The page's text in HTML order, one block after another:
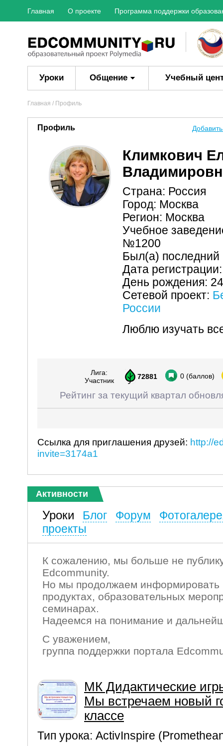
Главная О проекте Программа поддержки
Уроки Общение Учебный
Главная / Профиль
Профиль
Климкович
Страна: Россия
Город: Москва
Регион: Москва
Учебное
№1200
Был(а) последний
Дата
День рождения:
Сетевой проект:
России
Люблю изучать
Лига:
Участник
72881 0 (баллов)
Рейтинг за текущий квартал
Ссылка для приглашения друзей: http://
invite=3174a1
Активности
Уроки Блог Форум
проекты
К сожалению, мы больше не
Edcommunity.
Но мы продолжаем информировать
продуктах, образовательных
семинарах.
Надеемся на понимание и
С уважением,
группа поддержки портала
МК Дидактические
Мы встречаем новый
классе
Тип урока: ActivInspire